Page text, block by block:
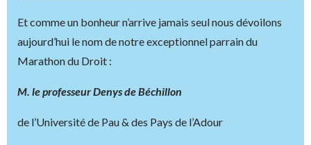
Et comme un bonheur n’arrive jamais seul nous dévoilons
aujourd’hui le nom de notre exceptionnel parrain du
Marathon du Droit :
M. le professeur Denys de Béchillon
de l’Université de Pau & des Pays de l’Adour